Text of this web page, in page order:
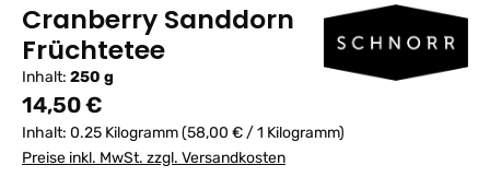
Cranberry Sanddorn
Früchtetee
Inhalt: 250 g
Regulärer Preis:
14,50 €
Inhalt: 0.25 Kilogramm(58,00 € / 1 Kilogramm)
Preise inkl. MwSt. zzgl. Versandkosten